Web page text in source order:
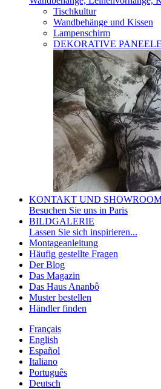
Tischkultur
Wandbehänge und Kissen
Lampenschirm
DEKORATIVE PANEELE
KONTAKT UND
Besuchen Sie uns in Paris
BILDGALERIE
Lassen Sie sich inspirieren...
Montageanleitung
Häufig gestellte Fragen
Der Blog
Das Magazin
Das Haus Ananbô
Muster bestellen
Händler finden
Français
English
Español
Italiano
Português
Deutsch